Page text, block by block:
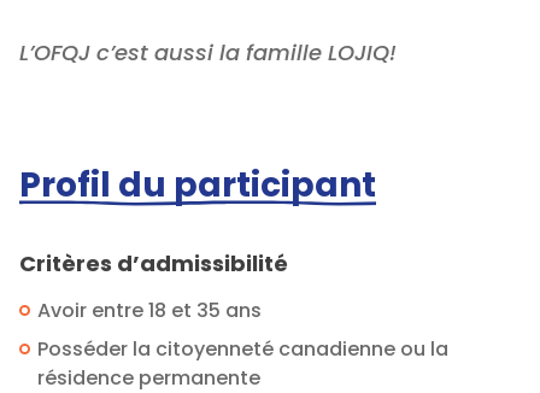
L’OFQJ c’est aussi la famille LOJIQ!
Profil du participant
Critères d’admissibilité
Avoir entre 18 et 35 ans
Posséder la citoyenneté canadienne ou la
résidence permanente